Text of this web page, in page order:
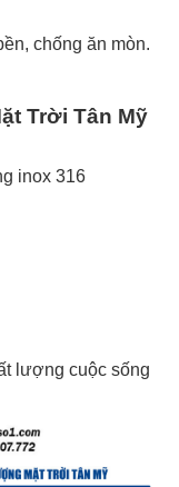
chống ăn mòn.
Trời Tân Mỹ
inox 316
lượng cuộc sống